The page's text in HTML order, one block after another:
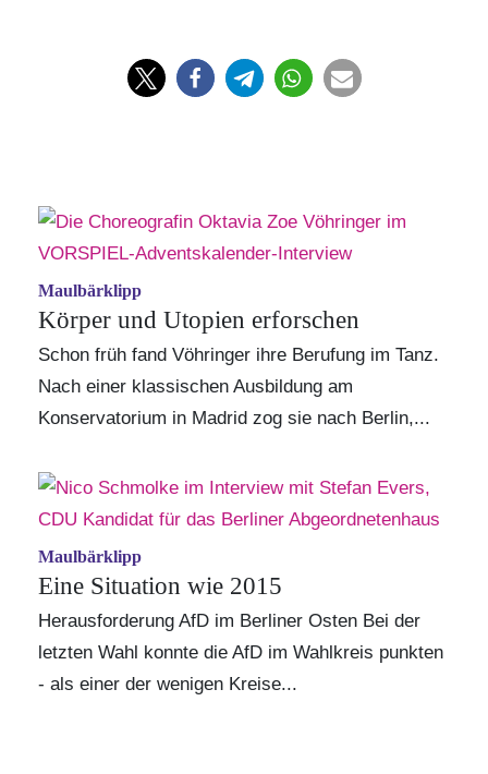
Maulbärklipp
Körper und Utopien erforschen
Schon früh fand Vöhringer ihre Berufung im Tanz.
Nach einer klassischen Ausbildung am
Konservatorium in Madrid zog sie nach Berlin,...
Maulbärklipp
Eine Situation wie 2015
Herausforderung AfD im Berliner Osten Bei der
letzten Wahl konnte die AfD im Wahlkreis punkten
- als einer der wenigen Kreise...